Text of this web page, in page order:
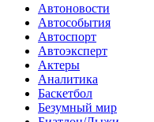
Автоновости
Автособытия
Автоспорт
Автоэксперт
Актеры
Аналитика
Баскетбол
Безумный мир